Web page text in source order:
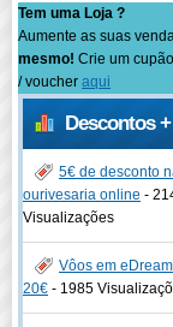
Tem uma Loja ?
Aumente as suas
mesmo! Crie um
/ voucher aqui
Descontos
5€ de desconto
ourivesaria online -
Visualizações
Vôos em
20€ - 1985